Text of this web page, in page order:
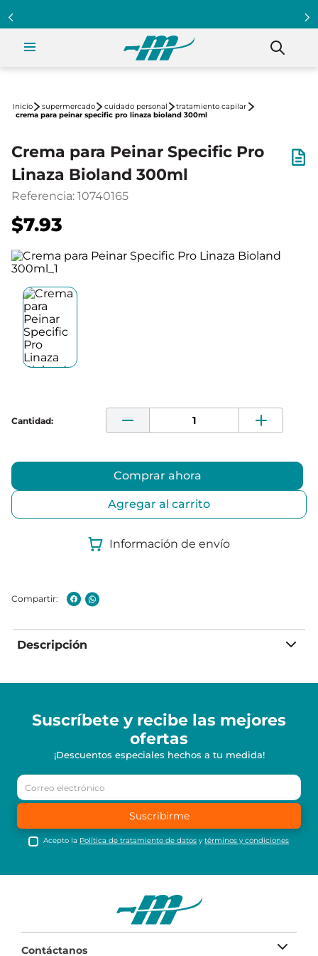
supermercado cuidado personal
tratamiento capilar
crema para peinar specific pro linaza bioland 300ml
Crema para Peinar Specific Pro
Linaza Bioland 300ml
Referencia: 10740165
$7.93
Comprar ahora
Agregar al carrito
Información de envío
Descripción
Suscríbete y recibe las mejores
ofertas
¡Descuentos especiales hechos a tu medida!
Suscribirme
Acepto la Política de tratamiento de datos ytérminos y condiciones
Contáctanos